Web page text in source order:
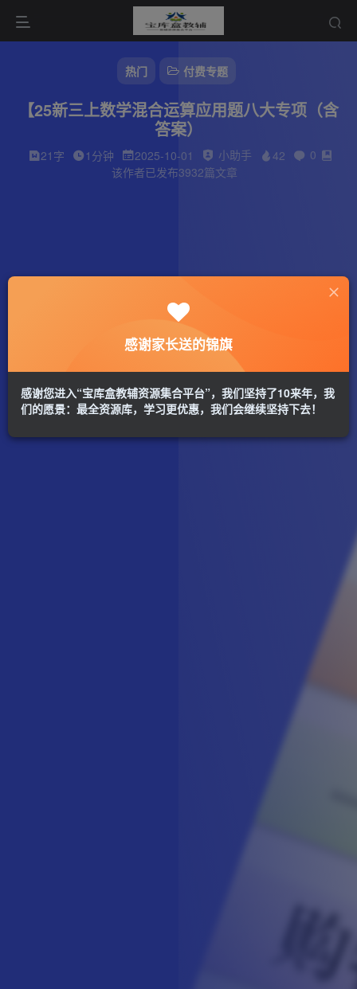
热门 付费专题
【25新三上数学混合运算应用题八大专项（含
答案）
21字 1分钟 2025-10-01 小助手 42
0
该作者已发布3932篇文章
感谢家长送的锦旗
感谢您进入“宝库盒教辅资源集合平台”，我们坚持了10来年，我
们的愿景：最全资源库，学习更优惠，我们会继续坚持下去！